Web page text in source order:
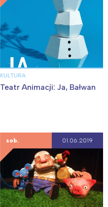
KULTURA
Teatr Animacji: Ja, Bałwan
sob. 01.06.2019